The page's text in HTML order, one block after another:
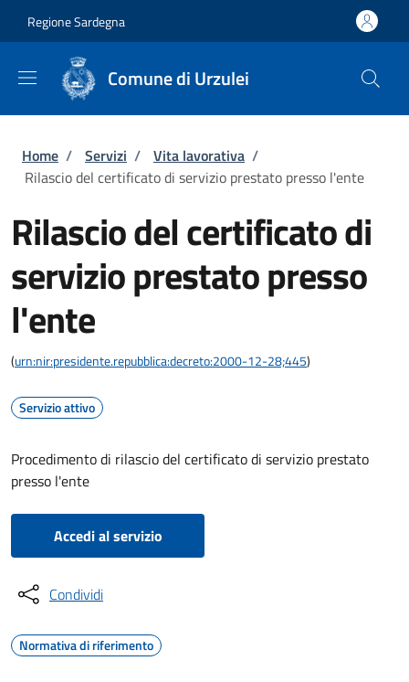
Regione Sardegna
Comune di Urzulei
Briciole di pane
Home / Servizi / Vita lavorativa /
Rilascio del certificato di servizio prestato presso l'ente
Rilascio del certificato di
servizio prestato presso
l'ente
(urn:nir:presidente.repubblica:decreto:2000-12-28;445)
Servizio attivo
Procedimento di rilascio del certificato di servizio prestato
presso l'ente
Accedi al servizio
Condividi
Normativa di riferimento